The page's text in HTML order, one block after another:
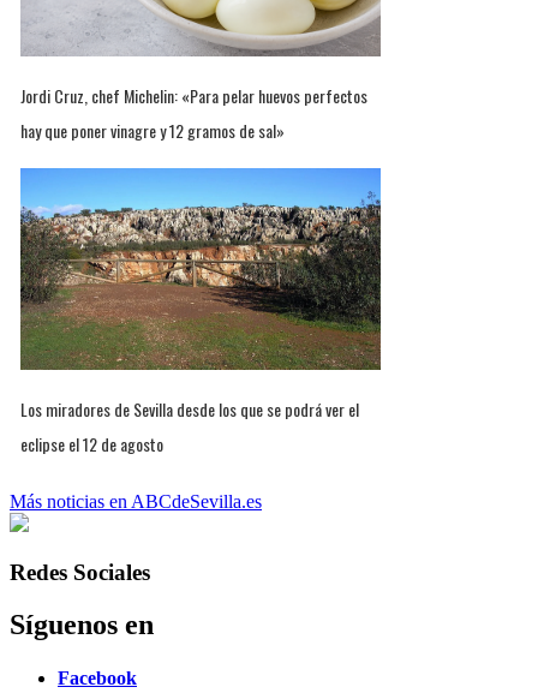
Jordi Cruz, chef Michelin: «Para pelar huevos perfectos
hay que poner vinagre y 12 gramos de sal»
Los miradores de Sevilla desde los que se podrá ver el
eclipse el 12 de agosto
Más noticias en ABCdeSevilla.es
Redes Sociales
Síguenos en
Facebook